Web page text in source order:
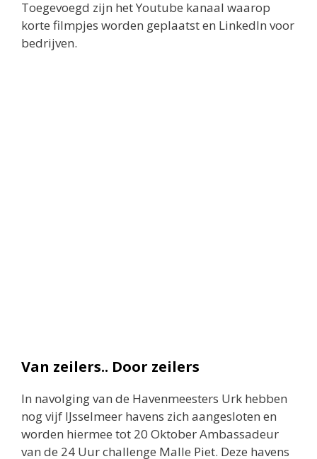
Toegevoegd zijn het Youtube kanaal waarop
korte filmpjes worden geplaatst en LinkedIn voor
bedrijven.
Van zeilers.. Door zeilers
In navolging van de Havenmeesters Urk hebben
nog vijf IJsselmeer havens zich aangesloten en
worden hiermee tot 20 Oktober Ambassadeur
van de 24 Uur challenge Malle Piet. Deze havens